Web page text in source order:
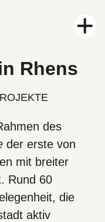
Rhens
des
der erste von
mit breiter
Rund 60
die
aktiv